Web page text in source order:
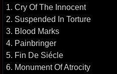
1. Cry Of The Innocent
2. Suspended In Torture
3. Blood Marks
4. Painbringer
5. Fin De Siécle
6. Monument Of Atrocity